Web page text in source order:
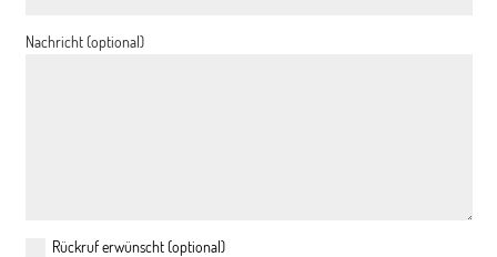
Nachricht (optional)
Rückruf erwünscht (optional)